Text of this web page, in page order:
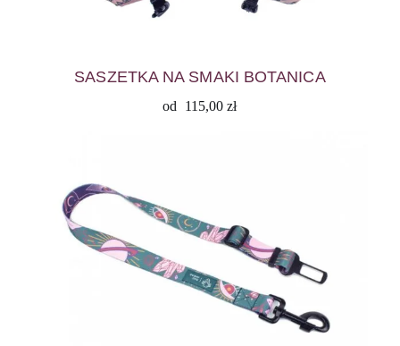
SASZETKA NA SMAKI BOTANICA
od 115,00zł